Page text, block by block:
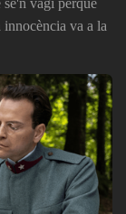
innocència va a la